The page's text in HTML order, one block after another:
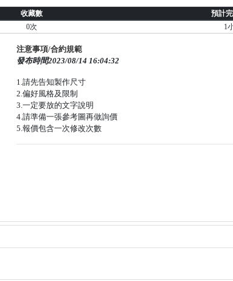
收藏數
預計
0次 1
注意事項/合約規範
發布時間2023/08/14 16:04:32
1.請先告知製作尺寸
2.偏好風格及限制
3.一定要放的文字說明
4.請準備一張參考圖再做詢價
5.報價包含一次修改次數